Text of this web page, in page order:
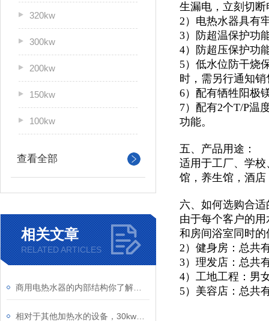
320kw
300kw
200kw
150kw
100kw
查看全部
相关文章
RELATED ARTICLES
生漏电，立刻切
2）电热水器具有
3）防超温保护功
4）防超压保护功
5）低水位防干烧
时，需另行通知
6）配有牺牲阳极
7）配有2个T/P温
功能。
五、产品用途：
适用于工厂、学
馆， 养生馆，酒
六、如何选购合
由于每个客户的
和房间浴室同时的
2）健身房：总共
3）理发店：总共
4）工地工程：男
5）美容店：总共